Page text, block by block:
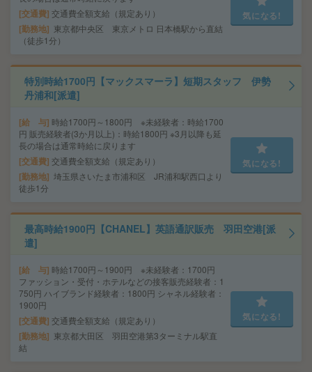
交通費 交通費全額支給（規定あり）
勤務地
東京都中央区 東京メトロ 日本橋駅から直結
（徒歩1分）
気になる!
特別時給1700円【マックスマーラ】短期スタッフ 伊勢
丹浦和[派遣]
給 与 時給1700円～1800円 ※未経験者：時給1700
円 販売経験者(3か月以上)：時給1800円 ※3月以降も延
長の場合は通常時給に戻ります
交通費 交通費全額支給（規定あり）
勤務地 埼玉県さいたま市浦和区 JR浦和駅西口より
徒歩1分
気になる!
最高時給1900円【CHANEL】英語通訳販売 羽田空港[派
遣]
給 与 時給1700円～1900円 ※未経験者：1700円
ファッション・受付・ホテルなどの接客販売経験者：1
750円 ハイブランド経験者：1800円 シャネル経験者：
1900円
交通費 交通費全額支給（規定あり）
勤務地
東京都大田区 羽田空港第3ターミナル駅直
結
気になる!